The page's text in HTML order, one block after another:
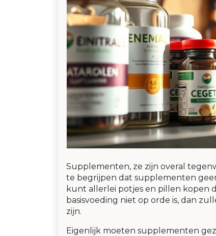
Supplementen, ze zijn overal
te begrijpen dat supplementen
kunt allerlei potjes en pillen kopen
basisvoeding niet op orde is, dan
zijn.
Eigenlijk moeten supplementen